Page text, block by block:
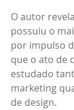
O autor
possuiu o
por impulso
que o ato de
estudado
marketing
de design.